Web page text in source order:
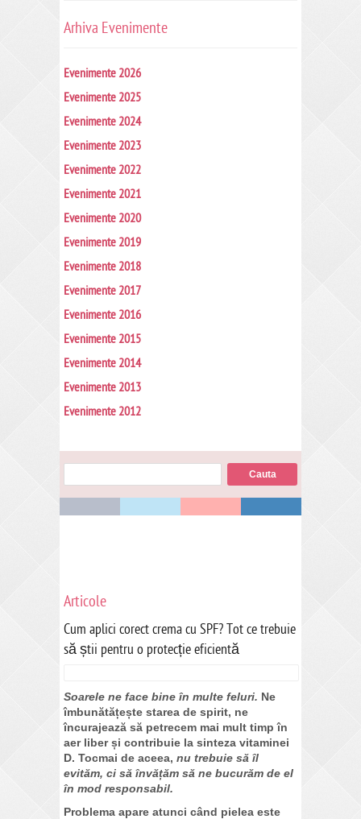
Arhiva Evenimente
Evenimente 2026
Evenimente 2025
Evenimente 2024
Evenimente 2023
Evenimente 2022
Evenimente 2021
Evenimente 2020
Evenimente 2019
Evenimente 2018
Evenimente 2017
Evenimente 2016
Evenimente 2015
Evenimente 2014
Evenimente 2013
Evenimente 2012
Articole
Cum aplici corect crema cu SPF? Tot ce trebuie
să știi pentru o protecție eficientă
Soarele ne face bine în multe feluri. Ne
îmbunătățește starea de spirit, ne
încurajează să petrecem mai mult timp în
aer liber și contribuie la sinteza vitaminei
D. Tocmai de aceea, nu trebuie să îl
evităm, ci să învățăm să ne bucurăm de el
în mod responsabil.
Problema apare atunci când pielea este